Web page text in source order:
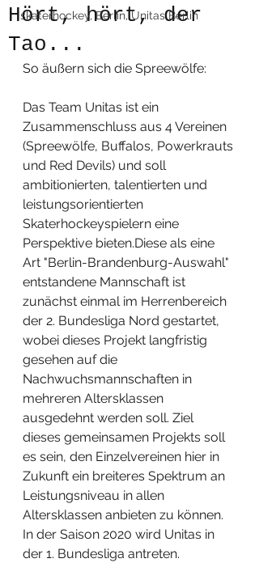
skaterhockey, Berlin, Unitas Berlin
Hört, hört, der
Tao...
So äußern sich die Spreewölfe:
Das Team Unitas ist ein
Zusammenschluss aus 4 Vereinen
(Spreewölfe, Buffalos, Powerkrauts
und Red Devils) und soll
ambitionierten, talentierten und
leistungsorientierten
Skaterhockeyspielern eine
Perspektive bieten.Diese als eine
Art "Berlin-Brandenburg-Auswahl"
entstandene Mannschaft ist
zunächst einmal im Herrenbereich
der 2. Bundesliga Nord gestartet,
wobei dieses Projekt langfristig
gesehen auf die
Nachwuchsmannschaften in
mehreren Altersklassen
ausgedehnt werden soll. Ziel
dieses gemeinsamen Projekts soll
es sein, den Einzelvereinen hier in
Zukunft ein breiteres Spektrum an
Leistungsniveau in allen
Altersklassen anbieten zu können.
In der Saison 2020 wird Unitas in
der 1. Bundesliga antreten.